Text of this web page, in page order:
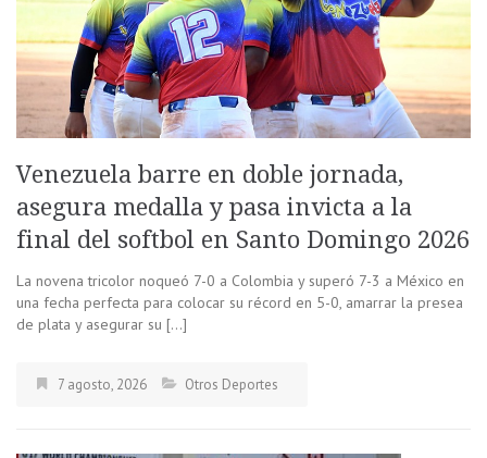
Venezuela barre en doble jornada,
asegura medalla y pasa invicta a la
final del softbol en Santo Domingo 2026
La novena tricolor noqueó 7-0 a Colombia y superó 7-3 a México en
una fecha perfecta para colocar su récord en 5-0, amarrar la presea
de plata y asegurar su […]
7 agosto, 2026 Otros Deportes